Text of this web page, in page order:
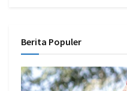
Berita Populer